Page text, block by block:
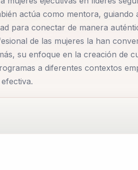
actúa como mentora,
para conectar de manera
de las mujeres la han
su enfoque en la creación de
a diferentes contextos